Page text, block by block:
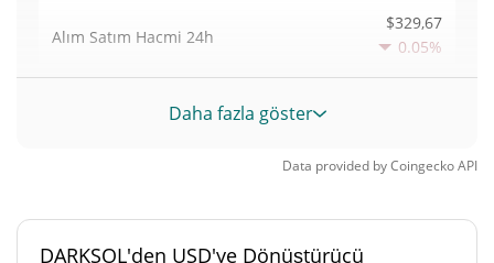
Alım Satım Hacmi 24h
$329,67
0.05%
Hacim / Piyasa Değeri
0,0000033811677%
Piyasa sıralaması #6241
Daha fazla göster
Data provided byCoingeckoAPI
DARKSOL'den USD'ye Dönüştürücü